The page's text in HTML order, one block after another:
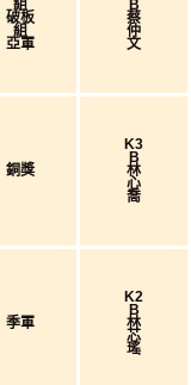
組
破板
組
亞軍
B
蔡
仲
文
銅獎
K3
B
林
心
喬
季軍
K2
B
林
芯
瑤